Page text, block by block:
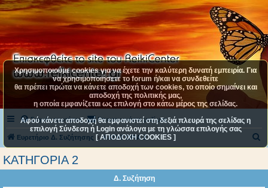
Συχνές ερωτήσεις Επικοινωνήστε μαζί μας
Ευρετήριο Δ. Συζήτησης ΚΑΤΗΓΟΡΙΑ 2
ΚΑΤΗΓΟΡΙΑ 2
Δ. Συζήτηση
Χρησιμοποιούμε cookies για να έχετε την καλύτερη δυνατή εμπειρία. Για
να χρησιμοποιήσετε το forum ή/και να συνδεθείτε
θα πρέπει πρώτα να κάνετε αποδοχή των cookies, το οποίο σημαίνει και
αποδοχή της πολιτικής μας,
η οποία εμφανίζεται ως επιλογή στο κάτω μέρος της σελίδας.
Αφού κάνετε αποδοχή θα εμφανιστεί στη δεξιά πλευρά της σελίδας η
επιλογή Σύνδεση ή Login ανάλογα με τη γλώσσα επιλογής σας
[ ΑΠΟΔΟΧΗ COOKIES ]